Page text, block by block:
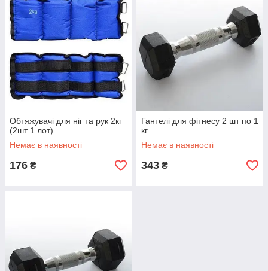
Обтяжувачі для ніг та рук 2кг
(2шт 1 лот)
Немає в наявності
176 ₴
Гантелі для фітнесу 2 шт по 1
кг
Немає в наявності
343 ₴